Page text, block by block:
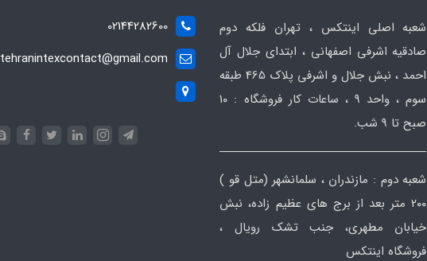
شعبه اصلی اینتکس ، تهران فلکه دوم
صادقیه اشرفی اصفهانی ، ابتدای جلال آل
احمد ، نبش جلال و اشرفی پلاک 465 طبقه
سوم ، واحد ۹ ، ساعات کار فروشگاه : ۱۰
صبح تا ۹ شب.
شعبه دوم : مازندران ، سلمانشهر (متل قو )
۲۰۰ متر بعد از برج های عظیم زاده، نبش
خیابان مطهری، جنب تشک رویال ،
فروشگاه اینتکس
02144282600
tehranintexcontact@gmail.com